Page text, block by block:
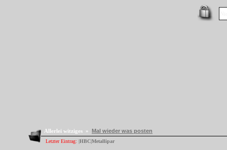
Allerlei witziges » Mal wieder was posten
Letzter Eintrag: |HBC|Metallipar